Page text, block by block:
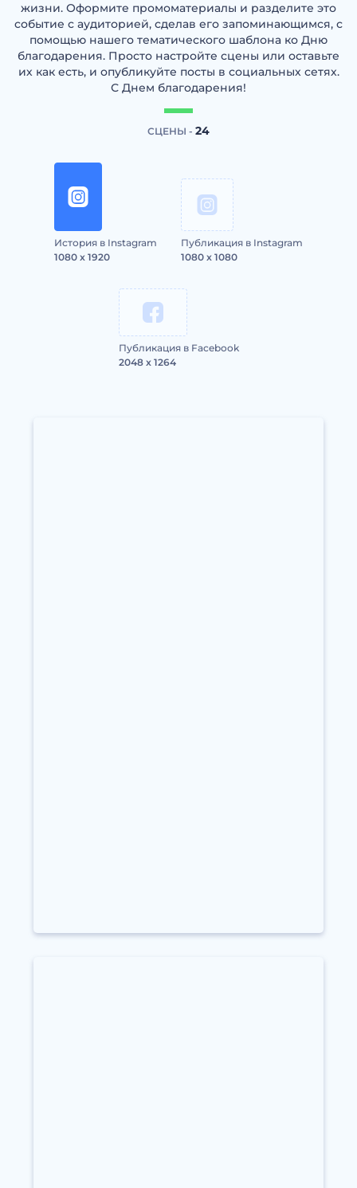
жизни. Оформите промоматериалы и разделите это
событие с аудиторией, сделав его запоминающимся, с
помощью нашего тематического шаблона ко Дню
благодарения. Просто настройте сцены или оставьте
их как есть, и опубликуйте посты в социальных сетях.
С Днем благодарения!
СЦЕНЫ - 24
История в Instagram
1080 x 1920
Публикация в Instagram
1080 x 1080
Публикация в Facebook
2048 x 1264